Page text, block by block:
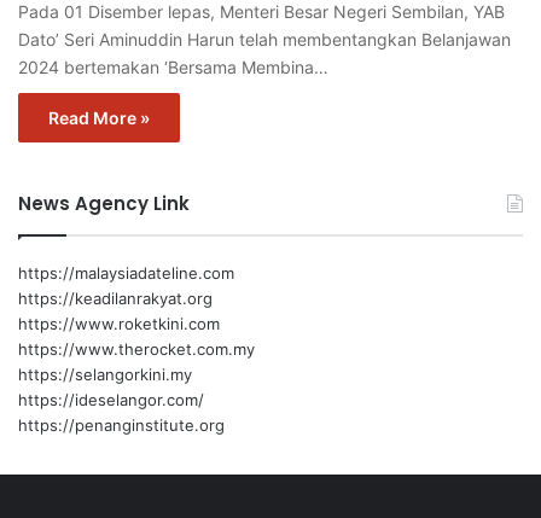
Pada 01 Disember lepas, Menteri Besar Negeri Sembilan, YAB
Dato’ Seri Aminuddin Harun telah membentangkan Belanjawan
2024 bertemakan ‘Bersama Membina…
Read More »
News Agency Link
https://malaysiadateline.com
https://keadilanrakyat.org
https://www.roketkini.com
https://www.therocket.com.my
https://selangorkini.my
https://ideselangor.com/
https://penanginstitute.org